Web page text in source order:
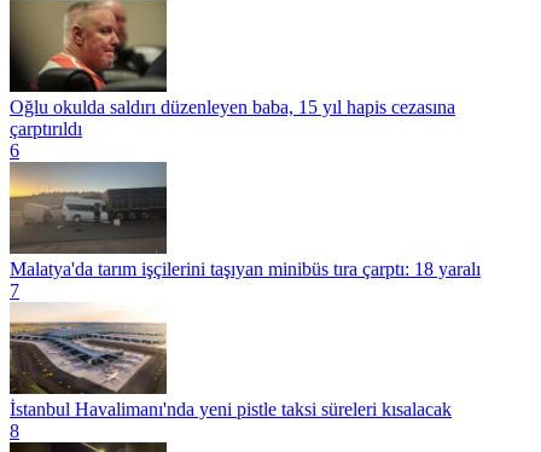
Oğlu okulda saldırı düzenleyen baba, 15 yıl hapis cezasına
çarptırıldı
6
Malatya'da tarım işçilerini taşıyan minibüs tıra çarptı: 18 yaralı
7
İstanbul Havalimanı'nda yeni pistle taksi süreleri kısalacak
8